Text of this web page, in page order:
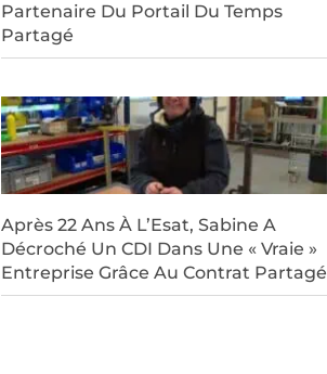
Partenaire Du Portail Du Temps
Partagé
Après 22 Ans À L’Esat, Sabine A
Décroché Un CDI Dans Une « Vraie »
Entreprise Grâce Au Contrat Partagé